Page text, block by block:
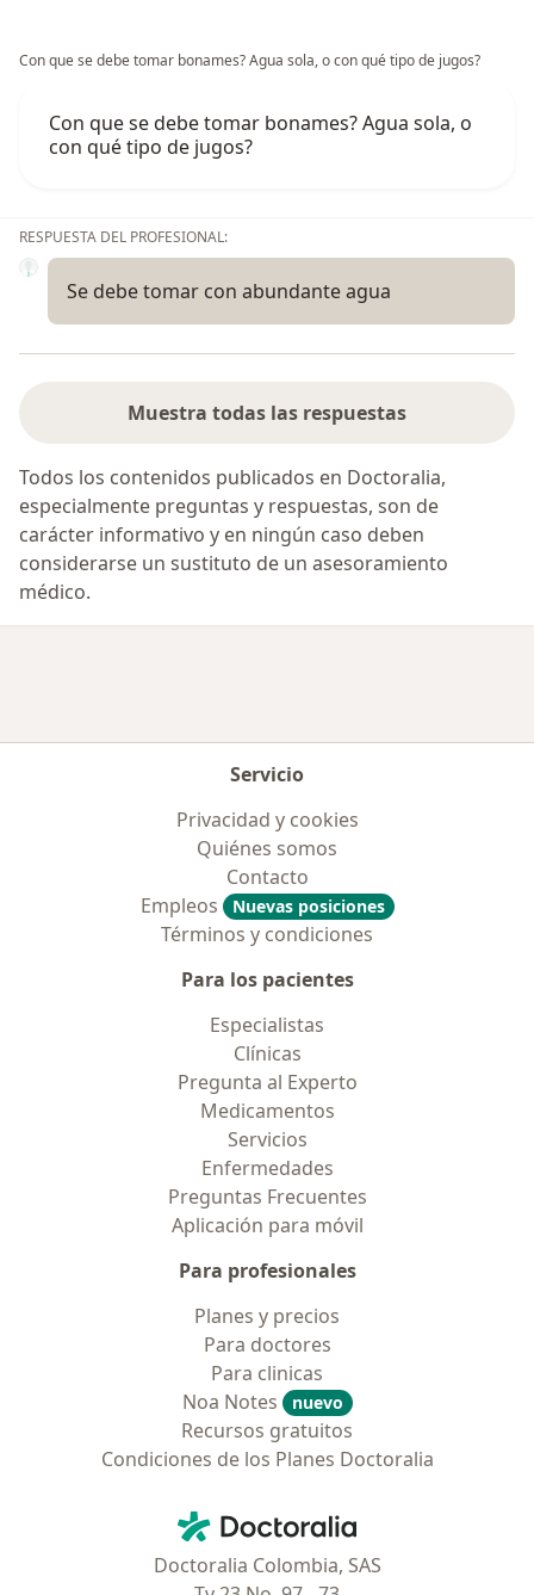
Con que se debe tomar bonames? Agua sola, o con qué tipo de jugos?
Con que se debe tomar bonames? Agua sola, o
con qué tipo de jugos?
RESPUESTA DEL PROFESIONAL:
Se debe tomar con abundante agua
Muestra todas las respuestas
Todos los contenidos publicados en Doctoralia,
especialmente preguntas y respuestas, son de
carácter informativo y en ningún caso deben
considerarse un sustituto de un asesoramiento
médico.
Servicio
Privacidad y cookies
Quiénes somos
Contacto
Empleos
Nuevas posiciones
Términos y condiciones
Para los pacientes
Especialistas
Clínicas
Pregunta al Experto
Medicamentos
Servicios
Enfermedades
Preguntas Frecuentes
Aplicación para móvil
Para profesionales
Planes y precios
Para doctores
Para clinicas
Noa Notes
nuevo
Recursos gratuitos
Condiciones de los Planes Doctoralia
Doctoralia - Página de inicio
Doctoralia Colombia, SAS